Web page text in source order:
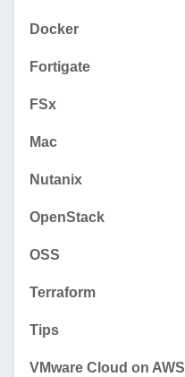
Docker
Fortigate
FSx
Mac
Nutanix
OpenStack
OSS
Terraform
Tips
VMware Cloud on AWS